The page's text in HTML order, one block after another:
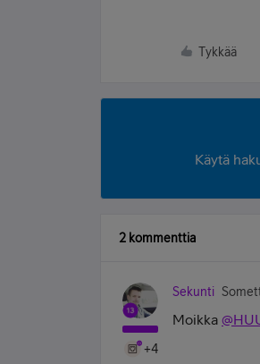
Tykkää
Käytä
2 kommenttia
+4
Sekunti
Moikka